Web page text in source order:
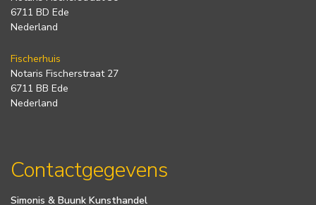
6711 BD Ede
Nederland
Fischerhuis
Notaris Fischerstraat 27
6711 BB Ede
Nederland
Contactgegevens
Simonis & Buunk Kunsthandel